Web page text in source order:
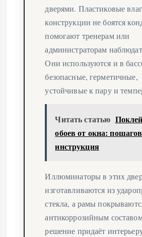
дверями. Пластиковые
конструкции не боятся
помогают тренерам или
администраторам
Они используются и в
безопасные, герметичные,
устойчивые к пару и
Читать статью
обоев от окна:
инструкция
Иллюминаторы в этих
изготавливаются из
стекла, а рамы
антикоррозийным
решение придаёт